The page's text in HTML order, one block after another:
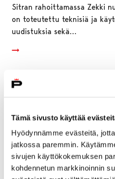
Tämä sivusto käyttää
Hyödynnämme evästeitä,
jatkossa paremmin.
sivujen käyttökokemuksen
kohdennetun markkinoinnin
Sitran rahoittamassa Zekki
on toteutettu teknisiä ja
uudistuksia sekä…